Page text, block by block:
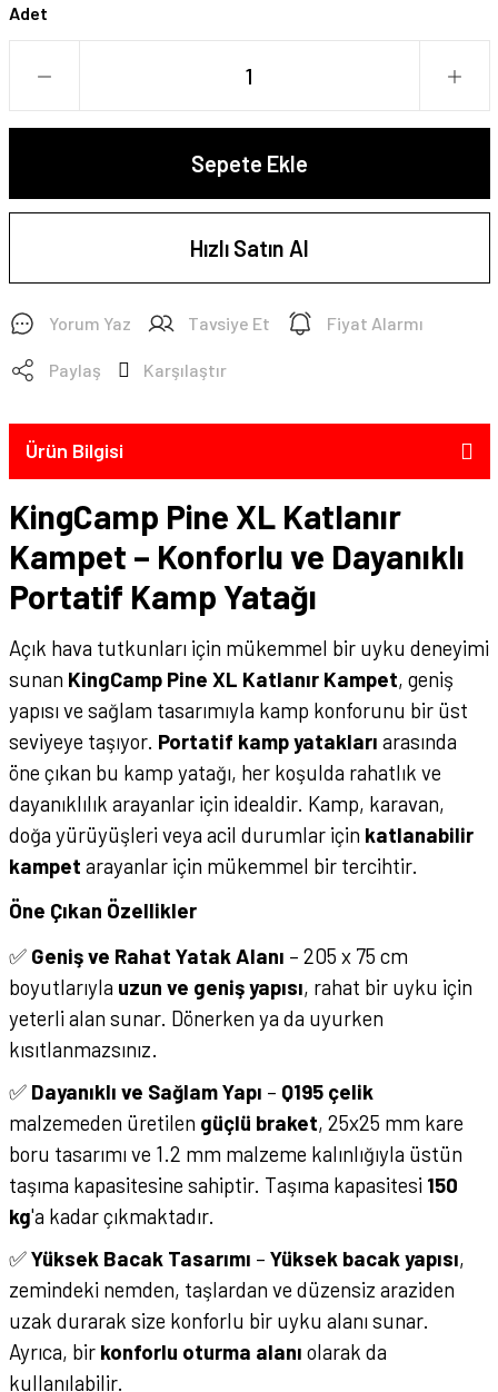
Adet
Sepete Ekle
Hızlı Satın Al
Yorum Yaz Tavsiye Et Fiyat Alarmı
Paylaş Karşılaştır
Ürün Bilgisi
KingCamp Pine XL Katlanır
Kampet – Konforlu ve Dayanıklı
Portatif Kamp Yatağı
Açık hava tutkunları için mükemmel bir uyku deneyimi
sunan KingCamp Pine XL Katlanır Kampet, geniş
yapısı ve sağlam tasarımıyla kamp konforunu bir üst
seviyeye taşıyor. Portatif kamp yatakları arasında
öne çıkan bu kamp yatağı, her koşulda rahatlık ve
dayanıklılık arayanlar için idealdir. Kamp, karavan,
doğa yürüyüşleri veya acil durumlar için katlanabilir
kampet arayanlar için mükemmel bir tercihtir.
Öne Çıkan Özellikler
✅ Geniş ve Rahat Yatak Alanı – 205 x 75 cm
boyutlarıyla uzun ve geniş yapısı, rahat bir uyku için
yeterli alan sunar. Dönerken ya da uyurken
kısıtlanmazsınız.
✅ Dayanıklı ve Sağlam Yapı – Q195 çelik
malzemeden üretilen güçlü braket, 25x25 mm kare
boru tasarımı ve 1.2 mm malzeme kalınlığıyla üstün
taşıma kapasitesine sahiptir. Taşıma kapasitesi 150
kg'a kadar çıkmaktadır.
✅Yüksek Bacak Tasarımı – Yüksek bacak yapısı,
zemindeki nemden, taşlardan ve düzensiz araziden
uzak durarak size konforlu bir uyku alanı sunar.
Ayrıca, bir konforlu oturma alanı olarak da
kullanılabilir.